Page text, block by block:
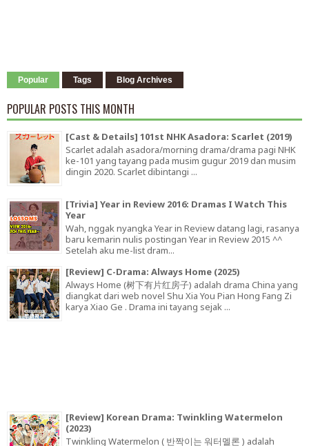
Popular Tags Blog Archives
POPULAR POSTS THIS MONTH
[Cast & Details] 101st NHK Asadora: Scarlet (2019)
Scarlet adalah asadora/morning drama/drama pagi NHK
ke-101 yang tayang pada musim gugur 2019 dan musim
dingin 2020. Scarlet dibintangi ...
[Trivia] Year in Review 2016: Dramas I Watch This
Year
Wah, nggak nyangka Year in Review datang lagi, rasanya
baru kemarin nulis postingan Year in Review 2015 ^^
Setelah aku me-list dram...
[Review] C-Drama: Always Home (2025)
Always Home (树下有片红房子) adalah drama China yang
diangkat dari web novel Shu Xia You Pian Hong Fang Zi
karya Xiao Ge . Drama ini tayang sejak ...
[Review] Korean Drama: Twinkling Watermelon
(2023)
Twinkling Watermelon ( 반짝이는 워터멜론 ) adalah